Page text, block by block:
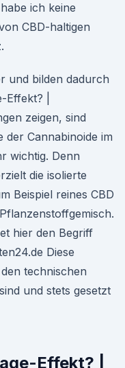
ich keine
CBD-haltigen
und bilden dadurch
|
zeigen, sind
der Cannabinoide im
wichtig. Denn
die isolierte
Beispiel reines CBD
hier den Begriff
Diese
technischen
und stets gesetzt
Effekt? |